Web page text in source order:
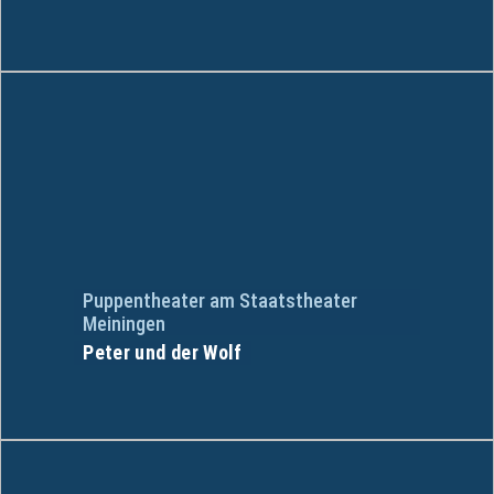
Puppentheater am Staatstheater
Meiningen
Peter und der Wolf